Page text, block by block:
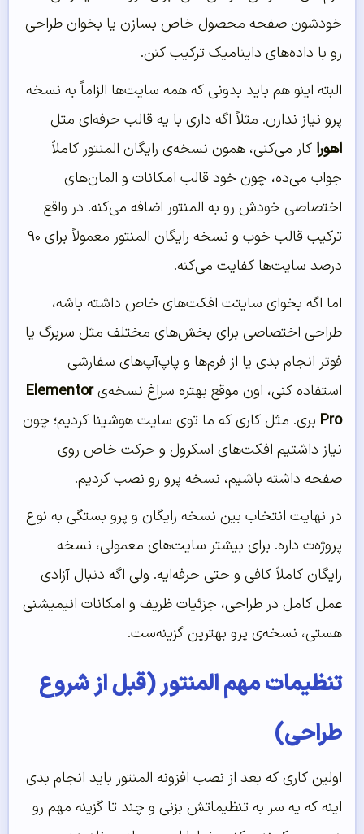
خودشون صفحه محصول خاص بسازن یا بخوان طراحی
رو با داده‌های داینامیک ترکیب کنن.
البته اینو هم باید بدونی که همه سایت‌ها الزاماً به نسخه
پرو نیاز ندارن. مثلاً اگه داری با یه قالب حرفه‌ای مثل
اهورا کار می‌کنی، همون نسخه‌ی رایگان المنتور کاملاً
جواب می‌ده، چون خود قالب امکانات و المان‌های
اختصاصی خودش رو به المنتور اضافه می‌کنه. در واقع
ترکیب قالب خوب و نسخه رایگان المنتور معمولاً برای ۹۰
درصد سایت‌ها کفایت می‌کنه.
اما اگه بخوای سایتت افکت‌های خاص داشته باشه،
طراحی اختصاصی برای بخش‌های مختلف مثل سربرگ یا
فوتر انجام بدی یا از فرم‌ها و پاپ‌آپ‌های سفارشی
استفاده کنی، اون موقع بهتره سراغ نسخه‌یElementor
Pro بری. مثل کاری که ما توی سایت هوشینا کردیم؛ چون
نیاز داشتیم افکت‌های اسکرول و حرکت خاص روی
صفحه داشته باشیم، نسخه پرو رو نصب کردیم.
در نهایت انتخاب بین نسخه رایگان و پرو بستگی به نوع
پروژه‌ت داره. برای بیشتر سایت‌های معمولی، نسخه
رایگان کاملاً کافی و حتی حرفه‌ایه. ولی اگه دنبال آزادی
عمل کامل در طراحی، جزئیات ظریف و امکانات انیمیشنی
هستی، نسخه‌ی پرو بهترین گزینه‌ست.
تنظیمات مهم المنتور (قبل از شروع
طراحی)
اولین کاری که بعد از نصب افزونه المنتور باید انجام بدی
اینه که یه سر به تنظیماتش بزنی و چند تا گزینه مهم رو